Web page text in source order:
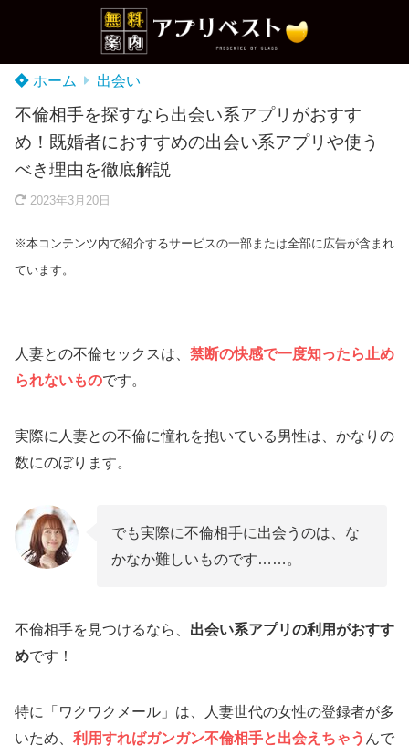
ホーム 出会い
不倫相手を探すなら出会い系アプリがおすす
め！既婚者におすすめの出会い系アプリや使う
べき理由を徹底解説
2023年3月20日
※本コンテンツ内で紹介するサービスの一部または全部に広告が含まれ
ています。
人妻との不倫セックスは、 禁断の快感で一度知ったら止め
られないものです。
実際に人妻との不倫に憧れを抱いている男性は、かなりの
数にのぼります。
でも実際に不倫相手に出会うのは、な
かなか難しいものです……。
不倫相手を見つけるなら、 出会い系アプリの利用がおすす
めです！
特に「ワクワクメール」は、人妻世代の女性の登録者が多
いため、 利用すればガンガン不倫相手と出会えちゃう んで